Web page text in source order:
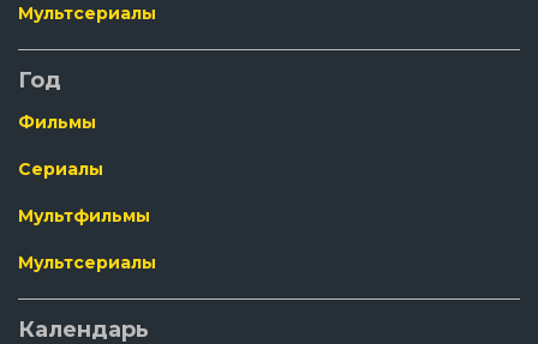
Мультсериалы
Год
Фильмы
Сериалы
Мультфильмы
Мультсериалы
Календарь